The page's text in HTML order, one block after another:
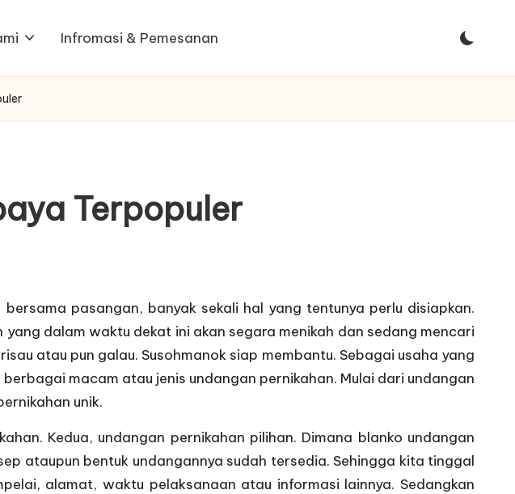
Infromasi & Pemesanan
Terpopuler
pasangan, banyak sekali hal yang tentunya perlu disiapkan.
yang dalam waktu dekat ini akan segara menikah dan sedang mencari
atau pun galau. Susohmanok siap membantu. Sebagai usaha yang
macam atau jenis undangan pernikahan. Mulai dari undangan
unik.
. Kedua, undangan pernikahan pilihan. Dimana blanko undangan
ataupun bentuk undangannya sudah tersedia. Sehingga kita tinggal
alamat, waktu pelaksanaan atau informasi lainnya. Sedangkan